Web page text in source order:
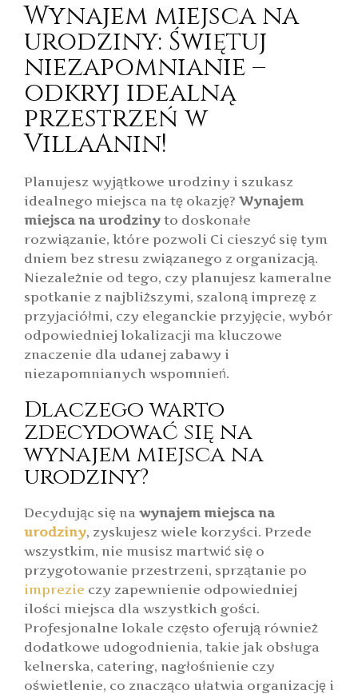
Wynajem miejsca na
urodziny: Świętuj
niezapomnianie –
odkryj idealną
przestrzeń w
VillaAnin!
Planujesz wyjątkowe urodziny i szukasz
idealnego miejsca na tę okazję? Wynajem
miejsca na urodziny to doskonałe
rozwiązanie, które pozwoli Ci cieszyć się tym
dniem bez stresu związanego z organizacją.
Niezależnie od tego, czy planujesz kameralne
spotkanie z najbliższymi, szaloną imprezę z
przyjaciółmi, czy eleganckie przyjęcie, wybór
odpowiedniej lokalizacji ma kluczowe
znaczenie dla udanej zabawy i
niezapomnianych wspomnień.
Dlaczego warto
zdecydować się na
wynajem miejsca na
urodziny?
Decydując się na wynajem miejsca na
urodziny, zyskujesz wiele korzyści. Przede
wszystkim, nie musisz martwić się o
przygotowanie przestrzeni, sprzątanie po
imprezie czy zapewnienie odpowiedniej
ilości miejsca dla wszystkich gości.
Profesjonalne lokale często oferują również
dodatkowe udogodnienia, takie jak obsługa
kelnerska, catering, nagłośnienie czy
oświetlenie, co znacząco ułatwia organizację i